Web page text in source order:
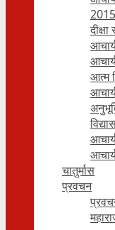
2015
आत्म
चातुर्मास
प्रवचन